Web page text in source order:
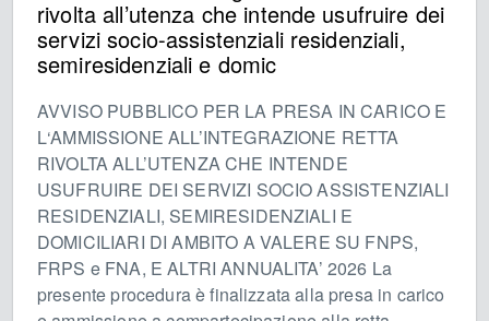
rivolta all’utenza che intende usufruire dei
servizi socio-assistenziali residenziali,
semiresidenziali e domic
AVVISO PUBBLICO PER LA PRESA IN CARICO E
L‘AMMISSIONE ALL’INTEGRAZIONE RETTA
RIVOLTA ALL’UTENZA CHE INTENDE
USUFRUIRE DEI SERVIZI SOCIO ASSISTENZIALI
RESIDENZIALI, SEMIRESIDENZIALI E
DOMICILIARI DI AMBITO A VALERE SU FNPS,
FRPS e FNA, E ALTRI ANNUALITA’ 2026 La
presente procedura è finalizzata alla presa in carico